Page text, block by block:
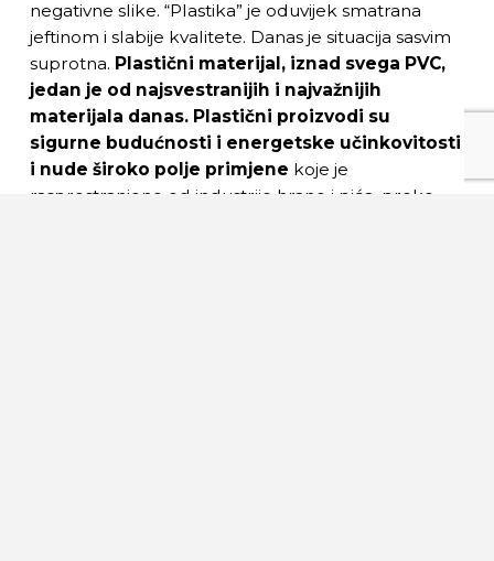
negativne slike. “Plastika” je oduvijek smatrana
jeftinom i slabije kvalitete. Danas je situacija sasvim
suprotna. Plastični materijal, iznad svega PVC,
jedan je od najsvestranijih i najvažnijih
materijala danas. Plastični proizvodi su
sigurne budućnosti i energetske učinkovitosti
i nude široko polje primjene koje je
rasprostranjeno od industrije hrane i pića, preko